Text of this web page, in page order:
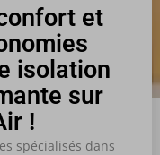
et
isolation
sur
!
spécialisés dans